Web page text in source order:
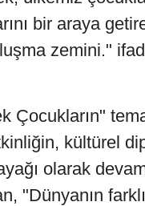
bir araya
zemini."
Çocukların"
kültürel
olarak
"Dünyanın farklı